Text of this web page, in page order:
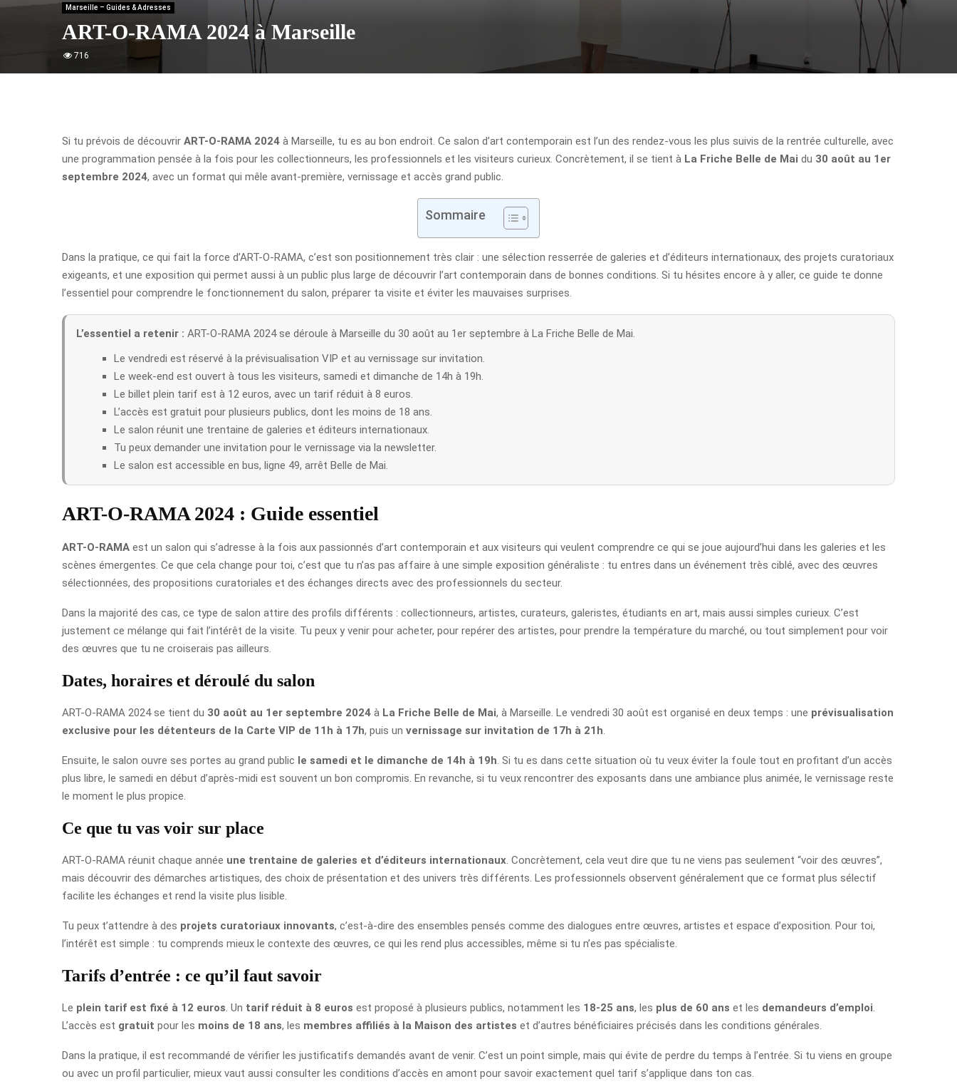
Marseille – Guides & Adresses
ART-O-RAMA 2024 à Marseille
716
Si tu prévois de découvrir ART-O-RAMA 2024 à Marseille, tu es au bon endroit. Ce salon d’art contemporain est l’un des rendez-vous les plus suivis de la rentrée culturelle, avec
une programmation pensée à la fois pour les collectionneurs, les professionnels et les visiteurs curieux. Concrètement, il se tient à La Friche Belle de Mai du 30 août au 1er
septembre 2024, avec un format qui mêle avant-première, vernissage et accès grand public.
Sommaire
Dans la pratique, ce qui fait la force d’ART-O-RAMA, c’est son positionnement très clair : une sélection resserrée de galeries et d’éditeurs internationaux, des projets curatoriaux
exigeants, et une exposition qui permet aussi à un public plus large de découvrir l’art contemporain dans de bonnes conditions. Si tu hésites encore à y aller, ce guide te donne
l’essentiel pour comprendre le fonctionnement du salon, préparer ta visite et éviter les mauvaises surprises.
L’essentiel a retenir : ART-O-RAMA 2024 se déroule à Marseille du 30 août au 1er septembre à La Friche Belle de Mai.
Le vendredi est réservé à la prévisualisation VIP et au vernissage sur invitation.
Le week-end est ouvert à tous les visiteurs, samedi et dimanche de 14h à 19h.
Le billet plein tarif est à 12 euros, avec un tarif réduit à 8 euros.
L’accès est gratuit pour plusieurs publics, dont les moins de 18 ans.
Le salon réunit une trentaine de galeries et éditeurs internationaux.
Tu peux demander une invitation pour le vernissage via la newsletter.
Le salon est accessible en bus, ligne 49, arrêt Belle de Mai.
ART-O-RAMA 2024 : Guide essentiel
ART-O-RAMA est un salon qui s’adresse à la fois aux passionnés d’art contemporain et aux visiteurs qui veulent comprendre ce qui se joue aujourd’hui dans les galeries et les
scènes émergentes. Ce que cela change pour toi, c’est que tu n’as pas affaire à une simple exposition généraliste : tu entres dans un événement très ciblé, avec des œuvres
sélectionnées, des propositions curatoriales et des échanges directs avec des professionnels du secteur.
Dans la majorité des cas, ce type de salon attire des profils différents : collectionneurs, artistes, curateurs, galeristes, étudiants en art, mais aussi simples curieux. C’est
justement ce mélange qui fait l’intérêt de la visite. Tu peux y venir pour acheter, pour repérer des artistes, pour prendre la température du marché, ou tout simplement pour voir
des œuvres que tu ne croiserais pas ailleurs.
Dates, horaires et déroulé du salon
ART-O-RAMA 2024 se tient du 30 août au 1er septembre 2024 à La Friche Belle de Mai, à Marseille. Le vendredi 30 août est organisé en deux temps : une prévisualisation
exclusive pour les détenteurs de la Carte VIP de 11h à 17h, puis un vernissage sur invitation de 17h à 21h
Ensuite, le salon ouvre ses portes au grand public le samedi et le dimanche de 14h à 19h . Si tu es dans cette situation où tu veux éviter la foule tout en profitant d’un accès
plus libre, le samedi en début d’après-midi est souvent un bon compromis. En revanche, si tu veux rencontrer des exposants dans une ambiance plus animée, le vernissage reste
le moment le plus propice.
Ce que tu vas voir sur place
ART-O-RAMA réunit chaque année une trentaine de galeries et d’éditeurs internationaux . Concrètement, cela veut dire que tu ne viens pas seulement “voir des œuvres”,
mais découvrir des démarches artistiques, des choix de présentation et des univers très différents. Les professionnels observent généralement que ce format plus sélectif
facilite les échanges et rend la visite plus lisible.
Tu peux t’attendre à des projets curatoriaux innovants, c’est-à-dire des ensembles pensés comme des dialogues entre œuvres, artistes et espace d’exposition. Pour toi,
l’intérêt est simple : tu comprends mieux le contexte des œuvres, ce qui les rend plus accessibles, même si tu n’es pas spécialiste.
Tarifs d’entrée : ce qu’il faut savoir
Le plein tarif est fixé à 12 euros . Un tarif réduit à 8 euros est proposé à plusieurs publics, notamment les 18-25 ans, les plus de 60 ans et les demandeurs d’emploi
L’accès est gratuit pour les moins de 18 ans, les membres affiliés à la Maison des artistes et d’autres bénéficiaires précisés dans les conditions générales.
Dans la pratique, il est recommandé de vérifier les justificatifs demandés avant de venir. C’est un point simple, mais qui évite de perdre du temps à l’entrée. Si tu viens en groupe
ou avec un profil particulier, mieux vaut aussi consulter les conditions d’accès en amont pour savoir exactement quel tarif s’applique dans ton cas.